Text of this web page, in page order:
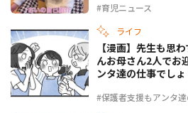
#育児ニュース
ライフ
#保護者支援もアンタ
【漫画】先生も思
んお母さん2人でお
ンタ達の仕事でし